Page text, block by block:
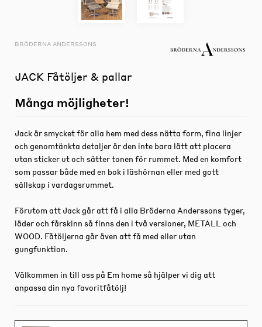
BRÖDERNA ANDERSSONS
JACK Fåtöljer & pallar
Många möjligheter!
Jack är smycket för alla hem med dess nätta form, fina linjer
och genomtänkta detaljer är den inte bara lätt att placera
utan sticker ut och sätter tonen för rummet. Med en komfort
som passar både med en bok i läshörnan eller med gott
sällskap i vardagsrummet.
Förutom att Jack går att få i alla Bröderna Anderssons tyger,
läder och fårskinn så finns den i två versioner, METALL och
WOOD. Fåtöljerna går även att få med eller utan
gungfunktion.
Välkommen in till oss på Em home så hjälper vi dig att
anpassa din nya favoritfåtölj!